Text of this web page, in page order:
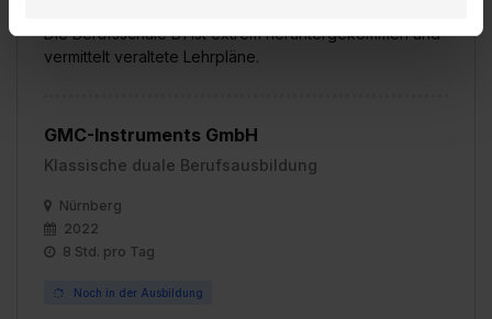
Verwendungszwecke (ausgenommen „Notwendig“) zu. .
In diesem Fall sowie bei der separaten Aktivierung von
erforderliche personenbezogene Daten an Social Media
Dienste, ggfs. mit Sitz in den USA, übermittelt werden.
Eine Erlaubnis hierfür kannst du auch später noch im
Einzelfall bei dem jeweiligen Inhalt erteilen. Willst du nur
Die Berufsschule B1 ist extrem heruntergekommen und
vermittelt veraltete Lehrpläne.
GMC-Instruments GmbH
Klassische duale Berufsausbildung
Nürnberg
2022
8 Std. pro Tag
Noch in der Ausbildung